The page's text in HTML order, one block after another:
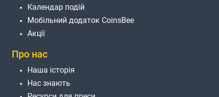
Календар подій
Мобільний додаток CoinsBee
Акції
Про нас
Наша історія
Нас знають